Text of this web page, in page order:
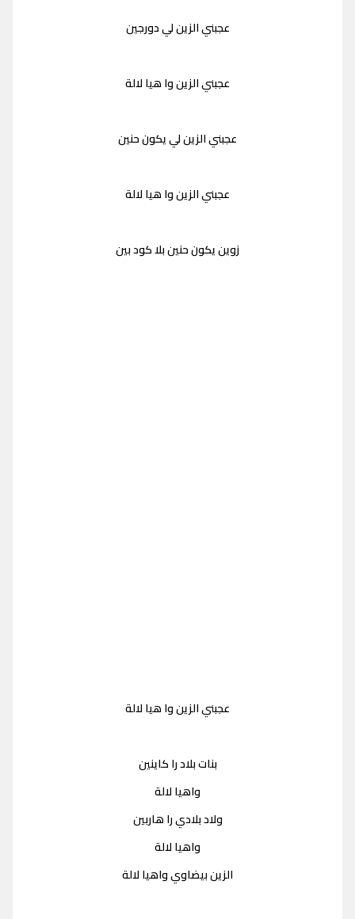
عجبني الزين لي دورجين
عجبني الزين وا هيا لالة
عجبني الزين لي يكون حنين
عجبني الزين وا هيا لالة
زوين يكون حنين بلا كود بين
عجبني الزين وا هيا لالة
بنات بلاد را كاينين
واهيا لالة
ولاد بلادي را هاربين
واهيا لالة
الزين بيضاوي واهيا لالة